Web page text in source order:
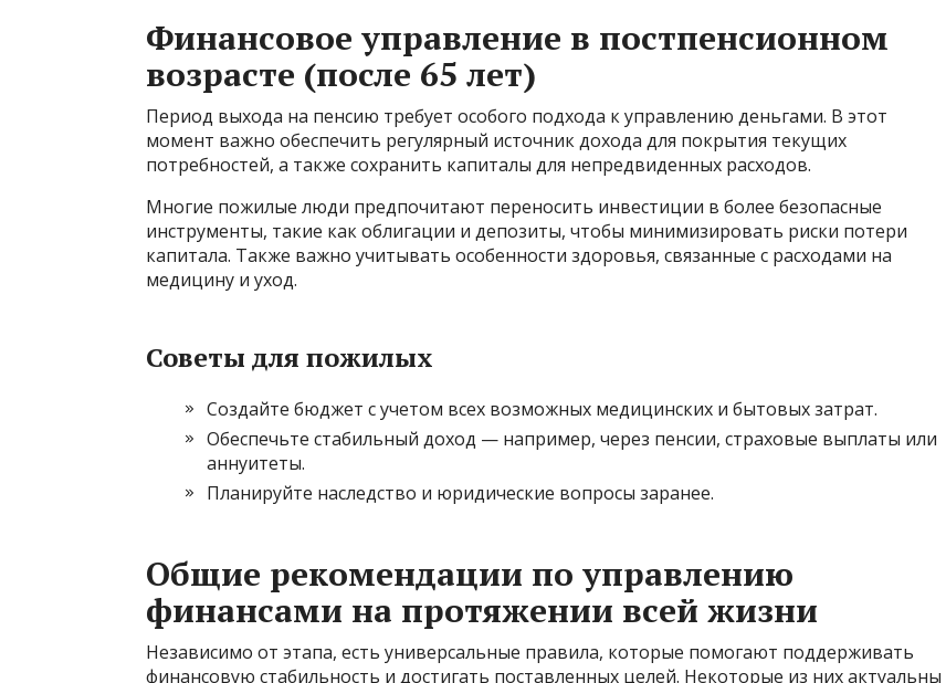
Финансовое управление в постпенсионном
возрасте (после 65 лет)
Период выхода на пенсию требует особого подхода к управлению деньгами. В этот
момент важно обеспечить регулярный источник дохода для покрытия текущих
потребностей, а также сохранить капиталы для непредвиденных расходов.
Многие пожилые люди предпочитают переносить инвестиции в более безопасные
инструменты, такие как облигации и депозиты, чтобы минимизировать риски потери
капитала. Также важно учитывать особенности здоровья, связанные с расходами на
медицину и уход.
Советы для пожилых
Создайте бюджет с учетом всех возможных медицинских и бытовых затрат.
Обеспечьте стабильный доход — например, через пенсии, страховые выплаты или
аннуитеты.
Планируйте наследство и юридические вопросы заранее.
Общие рекомендации по управлению
финансами на протяжении всей жизни
Независимо от этапа, есть универсальные правила, которые помогают поддерживать
финансовую стабильность и достигать поставленных целей. Некоторые из них актуальны